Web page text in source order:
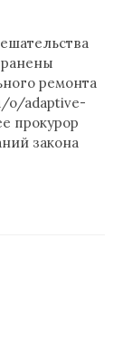
ремонта
o/adaptive-
прокурор
закона